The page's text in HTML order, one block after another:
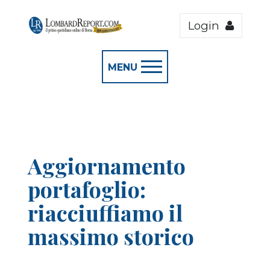
Login
MENU
Aggiornamento
portafoglio:
riacciuffiamo il
massimo storico